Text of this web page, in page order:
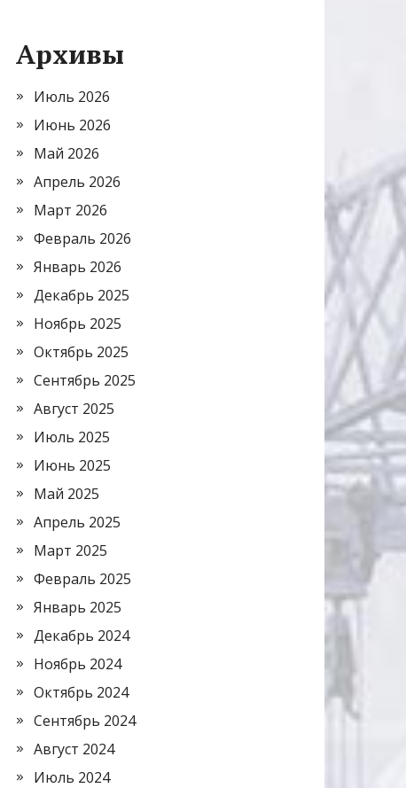
Архивы
Июль 2026
Июнь 2026
Май 2026
Апрель 2026
Март 2026
Февраль 2026
Январь 2026
Декабрь 2025
Ноябрь 2025
Октябрь 2025
Сентябрь 2025
Август 2025
Июль 2025
Июнь 2025
Май 2025
Апрель 2025
Март 2025
Февраль 2025
Январь 2025
Декабрь 2024
Ноябрь 2024
Октябрь 2024
Сентябрь 2024
Август 2024
Июль 2024